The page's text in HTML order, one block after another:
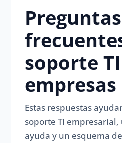
Preguntas
soporte
empresas
Estas respuestas
soporte TI empresarial,
ayuda y un esquema